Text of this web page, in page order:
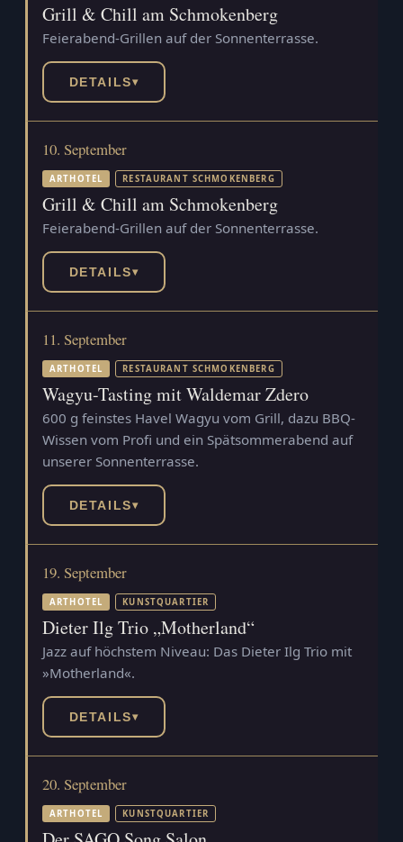
Grill & Chill am Schmokenberg
Feierabend-Grillen auf der Sonnenterrasse.
DETAILS▾
10. September
ARTHOTEL RESTAURANT SCHMOKENBERG
Grill & Chill am Schmokenberg
Feierabend-Grillen auf der Sonnenterrasse.
DETAILS▾
11. September
ARTHOTEL RESTAURANT SCHMOKENBERG
Wagyu-Tasting mit Waldemar Zdero
600 g feinstes Havel Wagyu vom Grill, dazu BBQ-
Wissen vom Profi und ein Spätsommerabend auf
unserer Sonnenterrasse.
DETAILS▾
19. September
ARTHOTEL KUNSTQUARTIER
Dieter Ilg Trio „Motherland“
Jazz auf höchstem Niveau: Das Dieter Ilg Trio mit
»Motherland«.
DETAILS▾
20. September
ARTHOTEL KUNSTQUARTIER